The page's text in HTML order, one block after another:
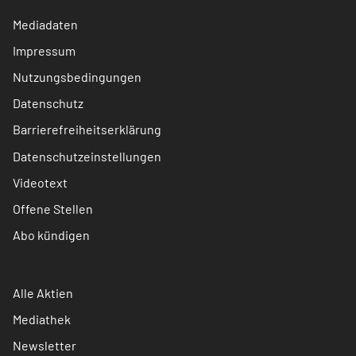
Mediadaten
Impressum
Nutzungsbedingungen
Datenschutz
Barrierefreiheitserklärung
Datenschutzeinstellungen
Videotext
Offene Stellen
Abo kündigen
Alle Aktien
Mediathek
Newsletter